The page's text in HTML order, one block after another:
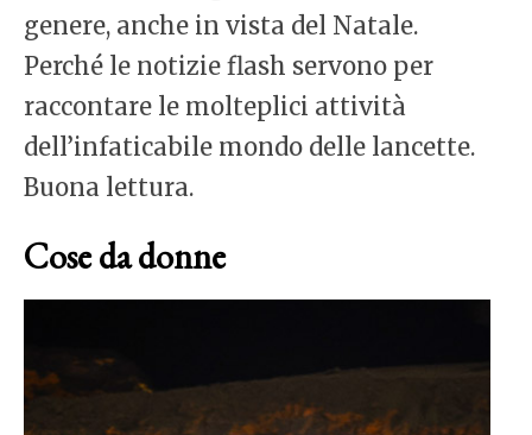
genere, anche in vista del Natale.
Perché le notizie flash servono per
raccontare le molteplici attività
dell’infaticabile mondo delle lancette.
Buona lettura.
Cose da donne